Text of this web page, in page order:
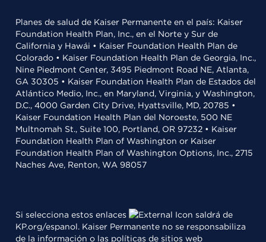
Planes de salud de Kaiser Permanente en el país: Kaiser
Foundation Health Plan, Inc., en el Norte y Sur de
California y Hawái • Kaiser Foundation Health Plan de
Colorado • Kaiser Foundation Health Plan de Georgia, Inc.,
Nine Piedmont Center, 3495 Piedmont Road NE, Atlanta,
GA 30305 • Kaiser Foundation Health Plan de Estados del
Atlántico Medio, Inc., en Maryland, Virginia, y Washington,
D.C., 4000 Garden City Drive, Hyattsville, MD, 20785 •
Kaiser Foundation Health Plan del Noroeste, 500 NE
Multnomah St., Suite 100, Portland, OR 97232 • Kaiser
Foundation Health Plan of Washington or Kaiser
Foundation Health Plan of Washington Options, Inc., 2715
Naches Ave, Renton, WA 98057
Si selecciona estos enlaces
saldrá de
KP.org/espanol. Kaiser Permanente no se responsabiliza
de la información o las políticas de sitios web